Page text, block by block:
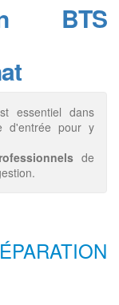
BTS
essentiel dans
d'entrée pour y
de